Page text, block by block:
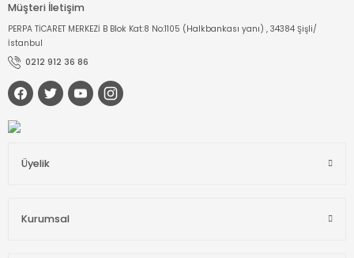
Müşteri İletişim
PERPA TİCARET MERKEZİ B Blok Kat:8 No:1105 (Halkbankası yanı) , 34384 Şişli/
İstanbul
0212 912 36 86
Üyelik
Kurumsal